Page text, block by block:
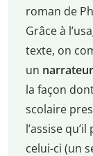
roman de
Grâce à
texte, on
un
la façon
scolaire
l’assise
celui-ci (un